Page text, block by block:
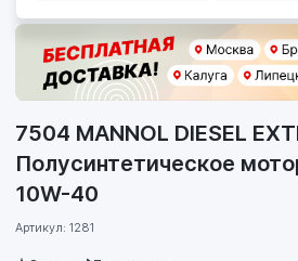
7504 MANNOL DIESEL
Полусинтетическое
10W-40
Артикул: 1281